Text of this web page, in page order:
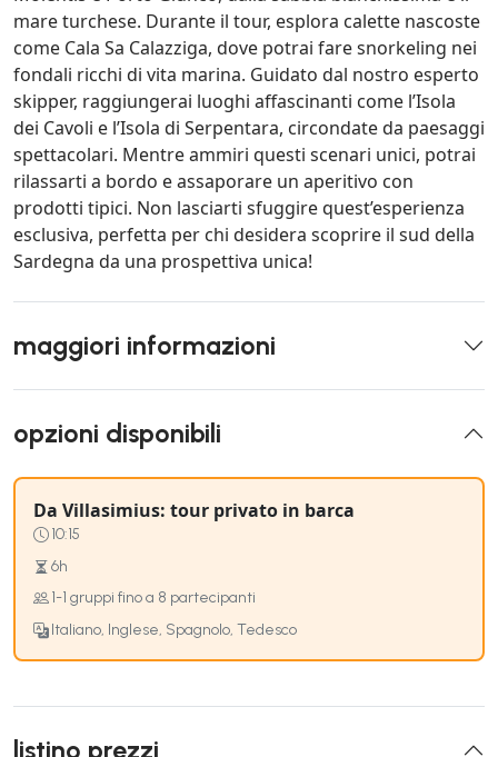
mare turchese. Durante il tour, esplora calette nascoste
come Cala Sa Calazziga, dove potrai fare snorkeling nei
fondali ricchi di vita marina. Guidato dal nostro esperto
skipper, raggiungerai luoghi affascinanti come l’Isola
dei Cavoli e l’Isola di Serpentara, circondate da paesaggi
spettacolari. Mentre ammiri questi scenari unici, potrai
rilassarti a bordo e assaporare un aperitivo con
prodotti tipici. Non lasciarti sfuggire quest’esperienza
esclusiva, perfetta per chi desidera scoprire il sud della
Sardegna da una prospettiva unica!
maggiori informazioni
opzioni disponibili
Da Villasimius: tour privato in barca
10:15
6h
1-1 gruppi fino a 8 partecipanti
Italiano, Inglese, Spagnolo, Tedesco
listino prezzi